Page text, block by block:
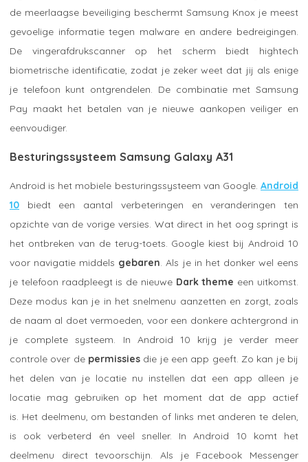
de meerlaagse beveiliging beschermt Samsung Knox je meest
gevoelige informatie tegen malware en andere bedreigingen.
De vingerafdrukscanner op het scherm biedt hightech
biometrische identificatie, zodat je zeker weet dat jij als enige
je telefoon kunt ontgrendelen. De combinatie met Samsung
Pay maakt het betalen van je nieuwe aankopen veiliger en
eenvoudiger.
Besturingssysteem Samsung Galaxy A31
Android is het mobiele besturingssysteem van Google. Android
10 biedt een aantal verbeteringen en veranderingen ten
opzichte van de vorige versies. Wat direct in het oog springt is
het ontbreken van de terug-toets. Google kiest bij Android 10
voor navigatie middels gebaren . Als je in het donker wel eens
je telefoon raadpleegt is de nieuwe Dark theme een uitkomst.
Deze modus kan je in het snelmenu aanzetten en zorgt, zoals
de naam al doet vermoeden, voor een donkere achtergrond in
je complete systeem. In Android 10 krijg je verder meer
controle over de permissies die je een app geeft. Zo kan je bij
het delen van je locatie nu instellen dat een app alleen je
locatie mag gebruiken op het moment dat de app actief
is. Het deelmenu, om bestanden of links met anderen te delen,
is ook verbeterd én veel sneller. In Android 10 komt het
deelmenu direct tevoorschijn. Als je Facebook Messenger